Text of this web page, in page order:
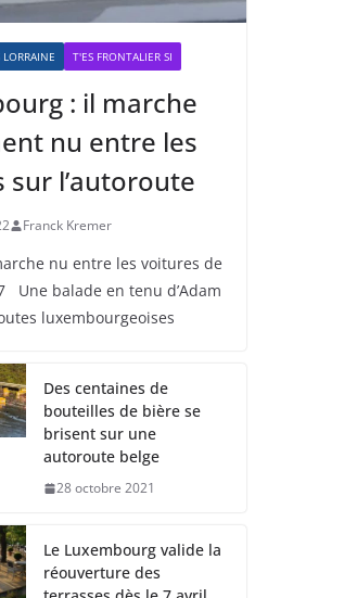
T'ES FRONTALIER SI
: il marche
nu entre les
sur l’autoroute
Franck Kremer
nu entre les voitures de
Une balade en tenu d’Adam
luxembourgeoises
Des centaines de
bouteilles de bière se
brisent sur une
autoroute belge
28 octobre 2021
Le Luxembourg valide la
réouverture des